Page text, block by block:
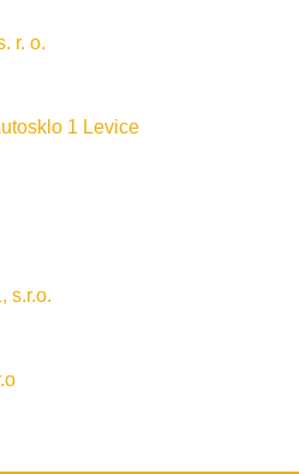
r. o.
1 Levice
s.r.o.